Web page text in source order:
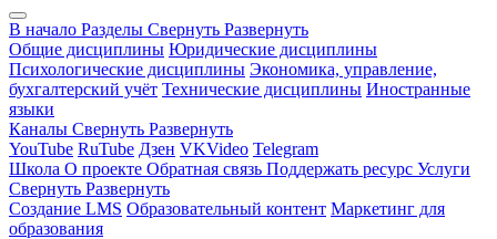
В начало Разделы Свернуть Развернуть
Общие дисциплины Юридические дисциплины
Психологические дисциплины Экономика, управление,
бухгалтерский учёт Технические дисциплины Иностранные
языки
Каналы Свернуть Развернуть
YouTube RuTube Дзен VKVideo Telegram
Школа О проекте Обратная связь Поддержать ресурс Услуги
Свернуть Развернуть
Создание LMS Образовательный контент Маркетинг для
образования